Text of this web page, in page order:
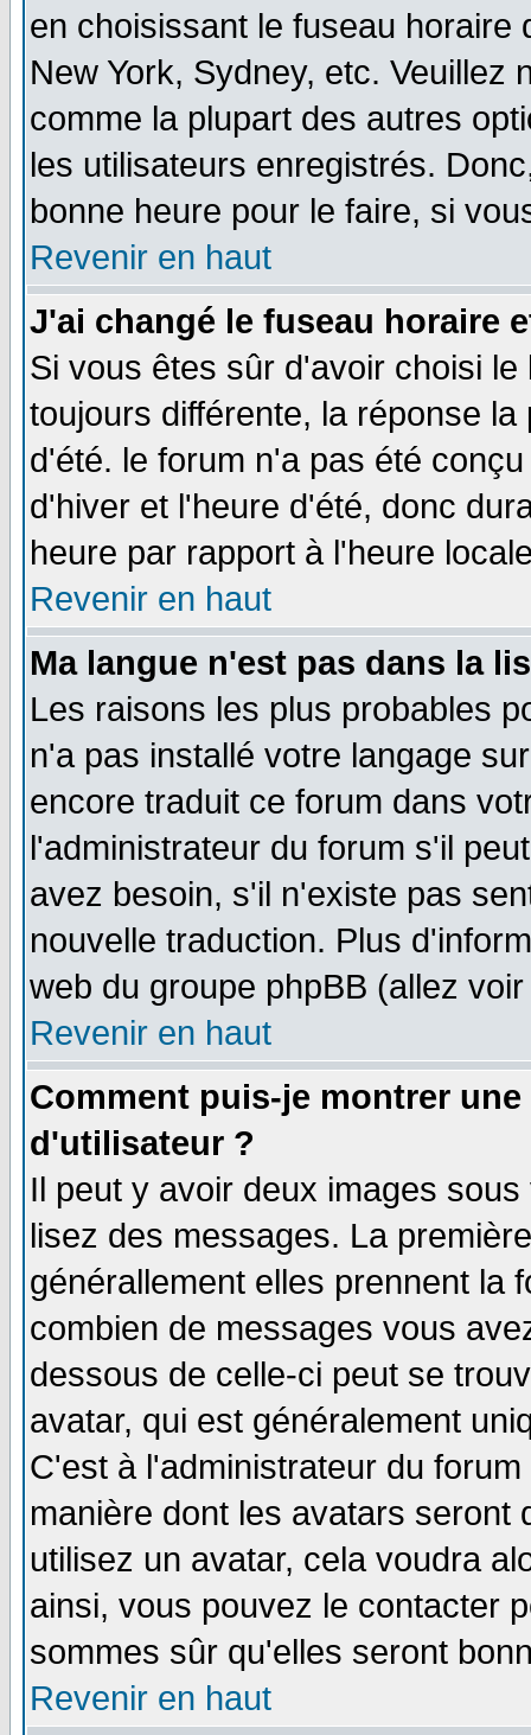
en choisissant le fuseau
New York, Sydney, etc. Veuillez
comme la plupart des autres
les utilisateurs enregistrés.
bonne heure pour le faire, si
Revenir en haut
J'ai changé le fuseau horaire
Si vous êtes sûr d'avoir choisi
toujours différente, la réponse
d'été. le forum n'a pas été
d'hiver et l'heure d'été, donc
heure par rapport à l'heure
Revenir en haut
Ma langue n'est pas dans la
Les raisons les plus probables
n'a pas installé votre langage
encore traduit ce forum dans
l'administrateur du forum s'il
avez besoin, s'il n'existe pas
nouvelle traduction. Plus
web du groupe phpBB (allez
Revenir en haut
Comment puis-je montrer
d'utilisateur ?
Il peut y avoir deux images
lisez des messages. La
générallement elles prennent la
combien de messages vous
dessous de celle-ci peut se
avatar, qui est généralement
C'est à l'administrateur du
manière dont les avatars seront
utilisez un avatar, cela voudra
ainsi, vous pouvez le contacter
sommes sûr qu'elles seront
Revenir en haut